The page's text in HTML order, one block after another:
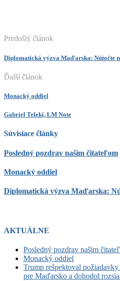
Predošlý článok
Diplomatická výzva Maďarska: Nútočte
Ďalší článok
Monacký oddiel
Gabriel Teleki, LM Note
Súvisiace články
Posledný pozdrav našim čitateľom
Monacký oddiel
Diplomatická výzva Maďarska:
AKTUÁLNE
Posledný pozdrav našim
Monacký oddiel
Trump rešpektoval
pre Maďarsko a dohodol